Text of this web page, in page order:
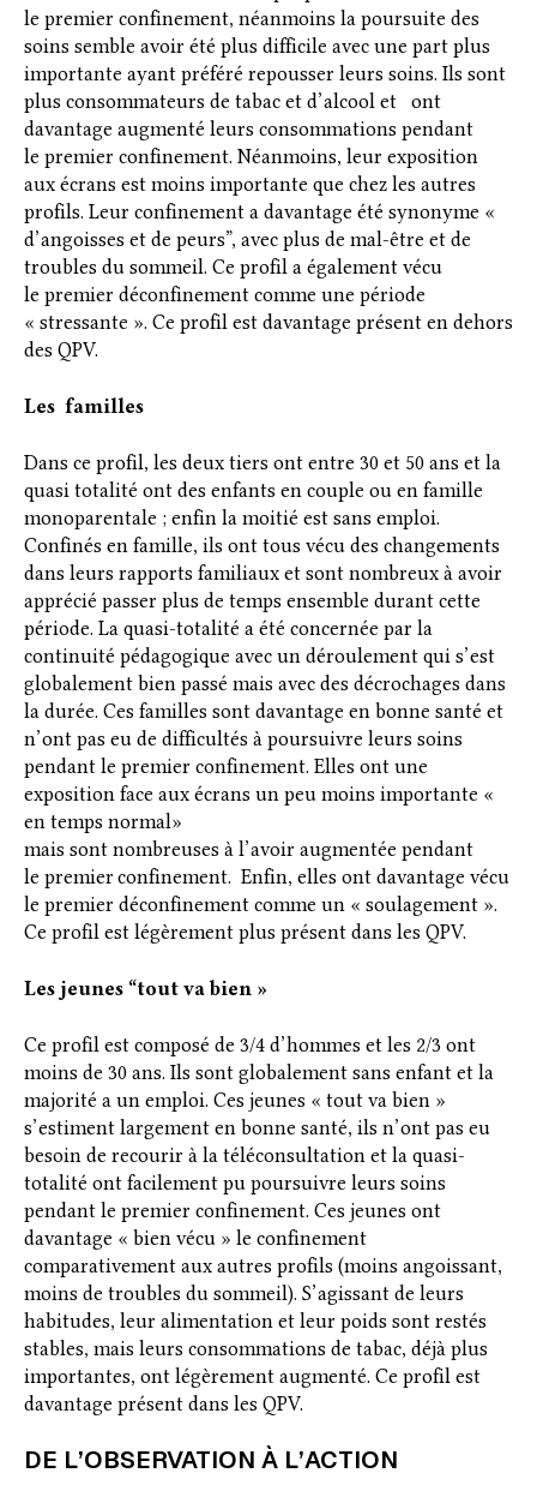
le premier confinement, néanmoins la poursuite des
soins semble avoir été plus difficile avec une part plus
importante ayant préféré repousser leurs soins. Ils sont
plus consommateurs de tabac et d’alcool et ont
davantage augmenté leurs consommations pendant
le premier confinement. Néanmoins, leur exposition
aux écrans est moins importante que chez les autres
profils. Leur confinement a davantage été synonyme «
d’angoisses et de peurs”, avec plus de mal-être et de
troubles du sommeil. Ce profil a également vécu
le premier déconfinement comme une période
« stressante ». Ce profil est davantage présent en dehors
des QPV.
Les familles
Dans ce profil, les deux tiers ont entre 30 et 50 ans et la
quasi totalité ont des enfants en couple ou en famille
monoparentale ; enfin la moitié est sans emploi.
Confinés en famille, ils ont tous vécu des changements
dans leurs rapports familiaux et sont nombreux à avoir
apprécié passer plus de temps ensemble durant cette
période. La quasi-totalité a été concernée par la
continuité pédagogique avec un déroulement qui s’est
globalement bien passé mais avec des décrochages dans
la durée. Ces familles sont davantage en bonne santé et
n’ont pas eu de difficultés à poursuivre leurs soins
pendant le premier confinement. Elles ont une
exposition face aux écrans un peu moins importante «
en temps normal»
mais sont nombreuses à l’avoir augmentée pendant
le premier confinement. Enfin, elles ont davantage vécu
le premier déconfinement comme un « soulagement ».
Ce profil est légèrement plus présent dans les QPV.
Les jeunes “tout va bien »
Ce profil est composé de 3/4 d’hommes et les 2/3 ont
moins de 30 ans. Ils sont globalement sans enfant et la
majorité a un emploi. Ces jeunes « tout va bien »
s’estiment largement en bonne santé, ils n’ont pas eu
besoin de recourir à la téléconsultation et la quasi-
totalité ont facilement pu poursuivre leurs soins
pendant le premier confinement. Ces jeunes ont
davantage « bien vécu » le confinement
comparativement aux autres profils (moins angoissant,
moins de troubles du sommeil). S’agissant de leurs
habitudes, leur alimentation et leur poids sont restés
stables, mais leurs consommations de tabac, déjà plus
importantes, ont légèrement augmenté. Ce profil est
davantage présent dans les QPV.
DE L’OBSERVATION À L’ACTION